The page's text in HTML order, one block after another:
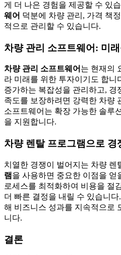
게 더 나은 경험을 제공할 수 있
웨어 덕분에 차량 관리, 가격 책
적으로 관리할 수 있습니다.
차량 관리 소프트웨어: 미
차량 관리 소프트웨어 는 현재의
라 미래를 위한 투자이기도 합
증가하는 복잡성을 관리하고, 경
족도를 보장하려면 강력한 차량
소프트웨어는 확장 가능한 솔루
을 지원합니다.
차량 렌탈 프로그램으로 경
치열한 경쟁이 벌어지는 차량 렌
램을 사용하면 중요한 이점을 얻
로세스를 최적화하여 비용을 절
더 빠른 결정을 내릴 수 있습니
해 비즈니스 성과를 지속적으로
니다.
결론